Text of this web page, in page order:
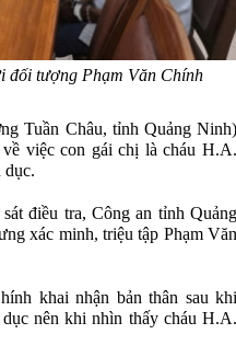
đối tượng Phạm Văn Chính
Tuần Châu, tỉnh Quảng Ninh)
việc con gái chị là cháu H.A.
dục.
điều tra, Công an tỉnh Quảng
xác minh, triệu tập Phạm Văn
khai nhận bản thân sau khi
nên khi nhìn thấy cháu H.A.